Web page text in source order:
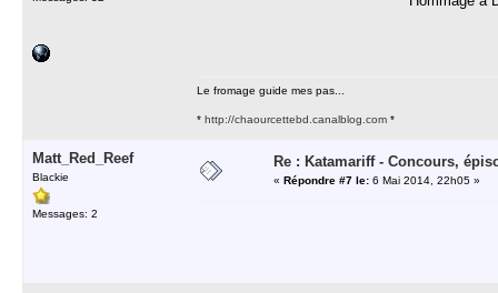
Le fromage guide mes pas...
* http://chaourcettebd.canalblog.com *
Matt_Red_Reef
Blackie
Messages: 2
Re : Katamariff - Concours,
« Répondre #7 le: 6 Mai 2014, 22h05 »